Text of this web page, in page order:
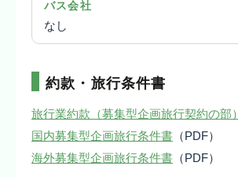
バス会社
なし
約款・旅行条件書
旅行業約款（募集型企画旅行契約の部）
国内募集型企画旅行条件書 （PDF）
海外募集型企画旅行条件書 （PDF）